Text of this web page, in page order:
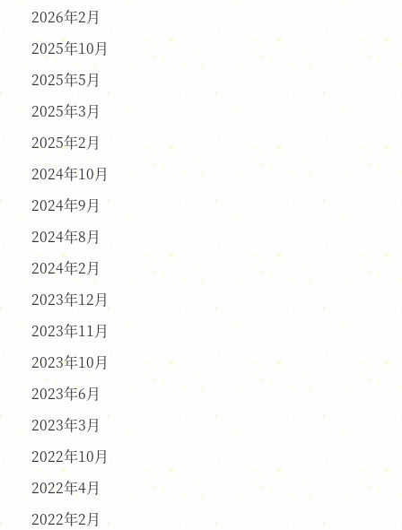
2026年2月
2025年10月
2025年5月
2025年3月
2025年2月
2024年10月
2024年9月
2024年8月
2024年2月
2023年12月
2023年11月
2023年10月
2023年6月
2023年3月
2022年10月
2022年4月
2022年2月